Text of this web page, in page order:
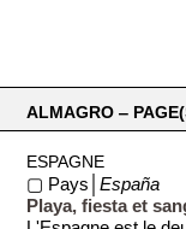
ALMAGRO ‒
ESPAGNE
▢ Pays│España
Playa, fiesta et